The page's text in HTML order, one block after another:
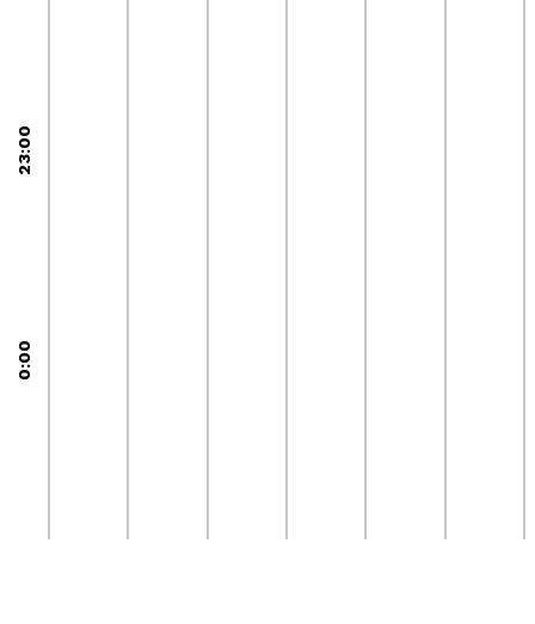
23:00
0:00